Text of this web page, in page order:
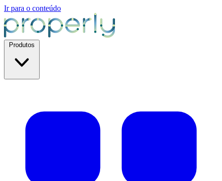
Ir para o conteúdo